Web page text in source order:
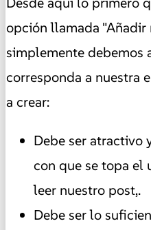
opción llamada "Añadir
simplemente debemos
corresponda a nuestra
a crear:
Debe ser atractivo
con que se topa el
leer nuestro post,.
Debe ser lo